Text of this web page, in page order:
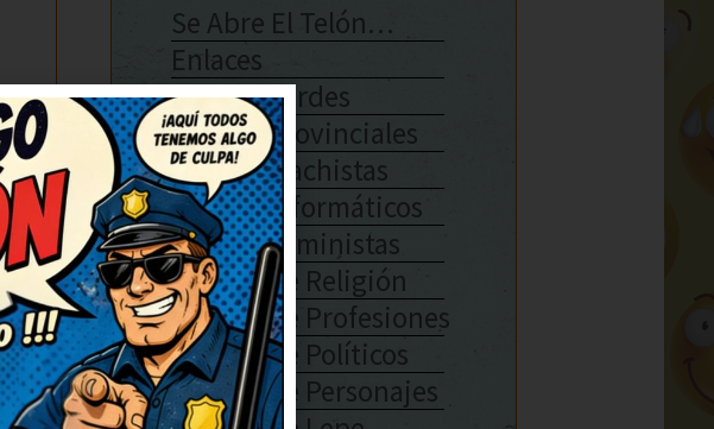
Se Abre El Telón…
Enlaces
Chistes Verdes
Chistes Provinciales
Chistes Machistas
Chistes Informáticos
Chistes Feministas
Chistes De Religión
Chistes De Profesiones
Chistes De Políticos
Chistes De Personajes